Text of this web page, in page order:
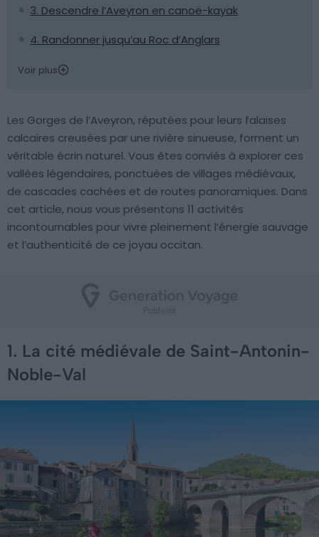
3. Descendre l’Aveyron en canoë-kayak
4. Randonner jusqu’au Roc d’Anglars
Voir plus
Les Gorges de l’Aveyron, réputées pour leurs falaises
calcaires creusées par une rivière sinueuse, forment un
véritable écrin naturel. Vous êtes conviés à explorer ces
vallées légendaires, ponctuées de villages médiévaux,
de cascades cachées et de routes panoramiques. Dans
cet article, nous vous présentons 11 activités
incontournables pour vivre pleinement l’énergie sauvage
et l’authenticité de ce joyau occitan.
1. La cité médiévale de Saint-Antonin-
Noble-Val